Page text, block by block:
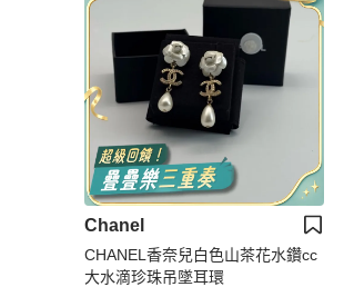
Chanel
CHANEL香奈兒白色山茶花水鑽cc
大水滴珍珠吊墜耳環